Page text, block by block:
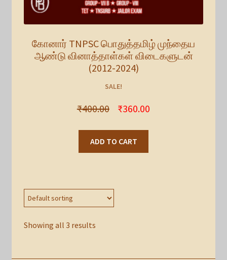
கோனார் TNPSC பொதுத்தமிழ் முந்தைய
ஆண்டு வினாத்தாள்கள் விடைகளுடன்
(2012-2024)
SALE!
₹400.00 ₹360.00
ADD TO CART
Showing all 3 results